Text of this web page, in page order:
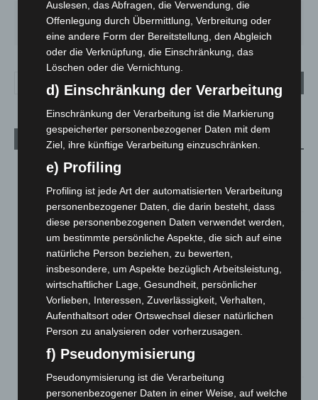
DO.
28°
FR.
25°
SA.
27°
SO.
32° 35
Aktuelle Beiträge
Region Hannover: 21 neue Notfallsanitäter starten beim
5. August 2026
Mann läuft mit Hockeyschläger über A7 – Polizei sucht
Zeugen
5. August 2026
Celle: Mensch stirbt bei Bagger-Unfall auf Baustelle
5. August 2026
Gasleitung bei McDonald’s-Umbau in Langenhagen
beschädigt
5. August 2026
Anklage nach Abschaltung von „Archetyp Market“ erhoben
Auslesen, das Abfragen, die Verwendung, die
Offenlegung durch Übermittlung, Verbreitung oder
eine andere Form der Bereitstellung, den Abgleich
oder die Verknüpfung, die Einschränkung, das
Löschen oder die Vernichtung.
d) Einschränkung der Verarbeitung
Einschränkung der Verarbeitung ist die Markierung
gespeicherter personenbezogener Daten mit dem
Ziel, ihre künftige Verarbeitung einzuschränken.
e) Profiling
Profiling ist jede Art der automatisierten Verarbeitung
personenbezogener Daten, die darin besteht, dass
diese personenbezogenen Daten verwendet werden,
um bestimmte persönliche Aspekte, die sich auf eine
natürliche Person beziehen, zu bewerten,
insbesondere, um Aspekte bezüglich Arbeitsleistung,
wirtschaftlicher Lage, Gesundheit, persönlicher
Vorlieben, Interessen, Zuverlässigkeit, Verhalten,
Aufenthaltsort oder Ortswechsel dieser natürlichen
Person zu analysieren oder vorherzusagen.
f) Pseudonymisierung
Pseudonymisierung ist die Verarbeitung
personenbezogener Daten in einer Weise, auf welche